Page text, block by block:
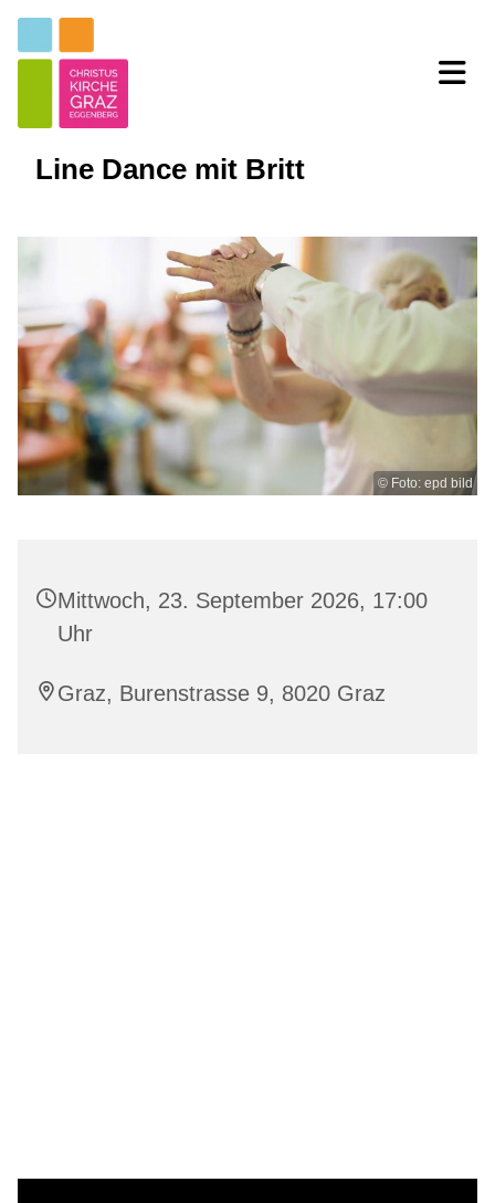
Line Dance mit Britt
© Foto: epd bild
Mittwoch, 23. September 2026, 17:00
Uhr
Graz, Burenstrasse 9, 8020 Graz